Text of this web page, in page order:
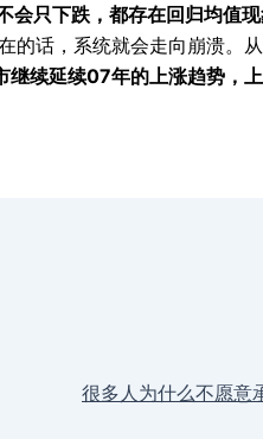
会只下跌，都存在回归均值
话，系统就会走向崩溃。从
续延续07年的上涨趋势，
很多人为什么不愿意